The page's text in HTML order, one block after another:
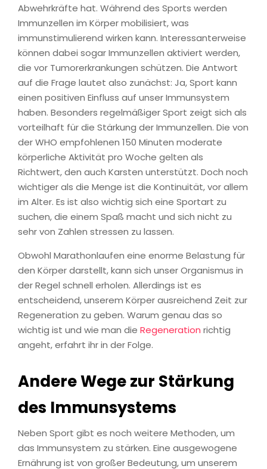
Abwehrkräfte hat. Während des Sports werden
Immunzellen im Körper mobilisiert, was
immunstimulierend wirken kann. Interessanterweise
können dabei sogar Immunzellen aktiviert werden,
die vor Tumorerkrankungen schützen. Die Antwort
auf die Frage lautet also zunächst: Ja, Sport kann
einen positiven Einfluss auf unser Immunsystem
haben. Besonders regelmäßiger Sport zeigt sich als
vorteilhaft für die Stärkung der Immunzellen. Die von
der WHO empfohlenen 150 Minuten moderate
körperliche Aktivität pro Woche gelten als
Richtwert, den auch Karsten unterstützt. Doch noch
wichtiger als die Menge ist die Kontinuität, vor allem
im Alter. Es ist also wichtig sich eine Sportart zu
suchen, die einem Spaß macht und sich nicht zu
sehr von Zahlen stressen zu lassen.
Obwohl Marathonlaufen eine enorme Belastung für
den Körper darstellt, kann sich unser Organismus in
der Regel schnell erholen. Allerdings ist es
entscheidend, unserem Körper ausreichend Zeit zur
Regeneration zu geben. Warum genau das so
wichtig ist und wie man die Regeneration richtig
angeht, erfahrt ihr in der Folge.
Andere Wege zur Stärkung
des Immunsystems
Neben Sport gibt es noch weitere Methoden, um
das Immunsystem zu stärken. Eine ausgewogene
Ernährung ist von großer Bedeutung, um unserem